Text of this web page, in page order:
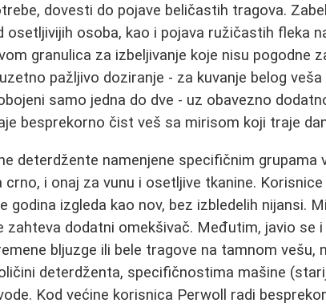
dovesti do pojave beličastih tragova.
osoba, kao i pojava ružičastih fleka
granulica za izbeljivanje koje nisu pogodne
pažljivo doziranje - za kuvanje belog
samo jedna do dve - uz obavezno
besprekorno čist veš sa mirisom koji traje
deterdžente namenjene specifičnim grupama
crno, i onaj za vunu i osetljive tkanine.
godina izgleda kao nov, bez izbledelih nijansi.
zahteva dodatni omekšivač. Međutim, javio se
bljuzge ili bele tragove na tamnom vešu,
deterdženta, specifičnostima mašine
Kod većine korisnica Perwoll radi